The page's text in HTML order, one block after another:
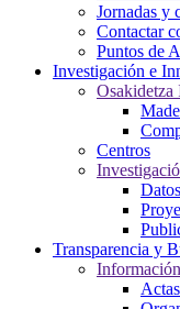
Jornadas y
Contactar
Puntos de
Investigación e
Osakidetza
Centros
Datos
Transparencia y